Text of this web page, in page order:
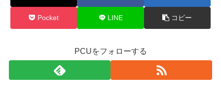
Pocket LINE コピー
PCUをフォローする